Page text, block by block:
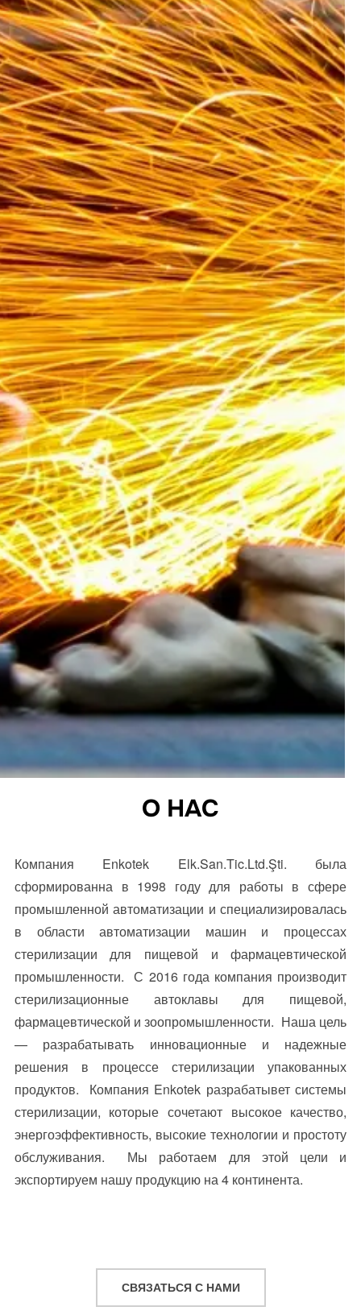
О НАС
Компания Enkotek Elk.San.Tic.Ltd.Şti. была
сформированна в 1998 году для работы в сфере
промышленной автоматизации и специализировалась
в области автоматизации машин и процессах
стерилизации для пищевой и фармацевтической
промышленности. С 2016 года компания производит
стерилизационные автоклавы для пищевой,
фармацевтической и зоопромышленности. Наша цель
— разрабатывать инновационные и надежные
решения в процессе стерилизации упакованных
продуктов. Компания Enkotek разрабатывет системы
стерилизации, которые сочетают высокое качество,
энергоэффективность, высокие технологии и простоту
обслуживания. Мы работаем для этой цели и
экспортируем нашу продукцию на 4 континента.
СВЯЗАТЬСЯ С НАМИ